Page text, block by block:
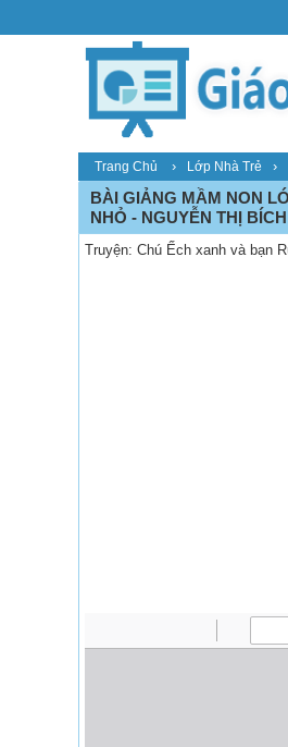
Trang Chủ › Lớp Nhà Trẻ ›
BÀI GIẢNG MẦM NON
NHỎ - NGUYỄN THỊ
Truyện: Chú Ếch xanh và bạn